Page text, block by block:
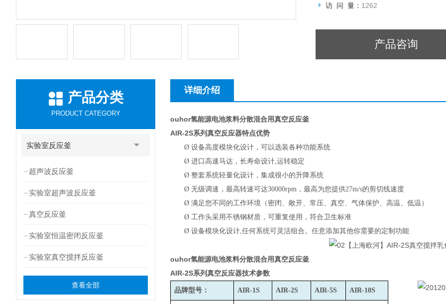
访 问 量： 1262
产品咨询
产品分类
PRODUCT CATEGORY
实验室反应釜
超声波反应釜
实验室超声波反应釜
真空反应釜
实验室恒温密闭反应釜
实验室真空搅拌反应釜
查看全部
详细介绍
ouhor氢能源电池浆料分散混合用真空反应釜
AIR-2S系列真空反应器特点优势
Ø 设备高度模块化设计，可以选装各种功能系统
Ø 进口高速马达，长寿命设计,运转稳定
Ø 整套系统轻量化设计，集成很小的升降系统
Ø 无级调速，最高转速可达30000rpm，最高为您提供27m/s的剪切线速度
Ø 满足您不同的工作环境（密闭、敞开、常压、真空、气体保护、高温、低温）
Ø 工作头采用不锈钢材质，可重复使用，符合卫生标准
Ø 设备模块化设计,任何系统可灵活组合。任意添加其他你需要的定制功能
ouhor氢能源电池浆料分散混合用真空反应釜
AIR-2S系列真空反应器技术参数
品牌型号： AIR-1S AIR-2S AIR-5S AIR-10S